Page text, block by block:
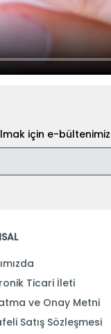
için e-
Ticari İleti
ve Onay Metni
Satış Sözleşmesi